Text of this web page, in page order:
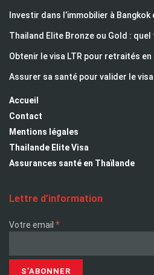
Investir dans l’immobilier à Bangkok
Thailand Elite Bronze ou Gold :
Obtenir le visa LTR pour retraités en
Assurer sa santé pour valider le
Accueil
Contact
Mentions légales
Thailande Elite Visa
Assurances santé en Thaïlande
Lettre d’information
Votre email *